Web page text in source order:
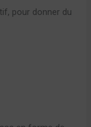
pour donner du